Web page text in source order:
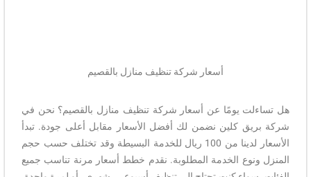
أسعار شركة تنظيف منازل بالقصيم
هل تساءلت يومًا عن أسعار شركة تنظيف منازل بالقصيم؟ نحن في
شركة بريق كلين نضمن لك أفضل الأسعار مقابل أعلى جودة. تبدأ
الأسعار لدينا من 100 ريال للخدمة البسيطة وقد تختلف حسب حجم
المنزل ونوع الخدمة المطلوبة. نقدم خطط أسعار مرنة تناسب جميع